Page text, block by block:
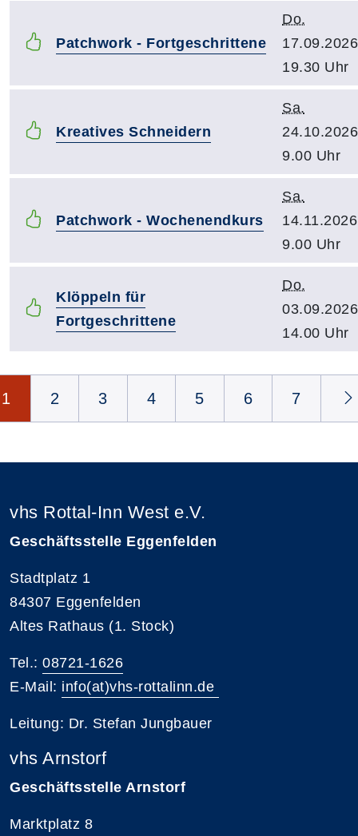
Patchwork - Fortgeschrittene
Do.
19.30 Uhr
Kreatives Schneidern
Sa.
9.00 Uhr
Patchwork - Wochenendkurs
Sa.
9.00 Uhr
Klöppeln für
Fortgeschrittene
Do.
14.00 Uhr
1 2 3 4 5 6 7
vhs Rottal-Inn West e.V.
Geschäftsstelle Eggenfelden
Stadtplatz 1
84307 Eggenfelden
Altes Rathaus (1. Stock)
Tel.: 08721-1626
E-Mail: info(at)vhs-rottalinn.de
Leitung: Dr. Stefan Jungbauer
vhs Arnstorf
Geschäftsstelle Arnstorf
Marktplatz 8